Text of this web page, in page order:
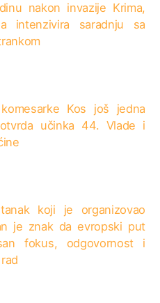
nakon invazije Krima,
intenzivira saradnju sa
Kos još jedna
učinka 44. Vlade i
koji je organizovao
je znak da evropski put
fokus, odgovornost i